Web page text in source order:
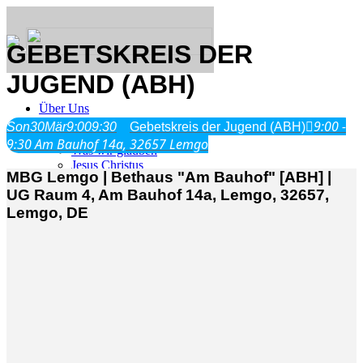
Über Uns
Was wir glauben
Jesus Christus
Geschichte
Neu hier
GEBETSKREIS DER
JUGEND (ABH)
Son30Mär9:009:30 Gebetskreis der Jugend (ABH) 9:00 -
9:30Am Bauhof 14a, 32657 Lemgo
MBG Lemgo | Bethaus "Am Bauhof" [ABH] |
UG Raum 4, Am Bauhof 14a, Lemgo, 32657,
Lemgo, DE